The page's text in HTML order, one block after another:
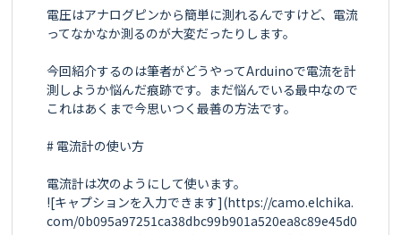
電圧はアナログピンから簡単に測れるんですけど、電流
ってなかなか測るのが大変だったりします。
今回紹介するのは筆者がどうやってArduinoで電流を計
測しようか悩んだ痕跡です。まだ悩んでいる最中なので
これはあくまで今思いつく最善の方法です。
# 電流計の使い方
電流計は次のようにして使います。
![キャプションを入力できます](https://camo.elchika.
com/0b095a97251ca38dbc99b901a520ea8c89e45d0